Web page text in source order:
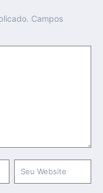
Campos